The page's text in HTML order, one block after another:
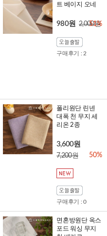
트 베이지 오네
980원 2,000원
51%
구매후기 : 2
폴리원단 린넨
대폭 천 무지 세
리온 2종
3,600원
7,200원 50%
구매후기 : 0
면혼방원단 옥스
포드 워싱 무지